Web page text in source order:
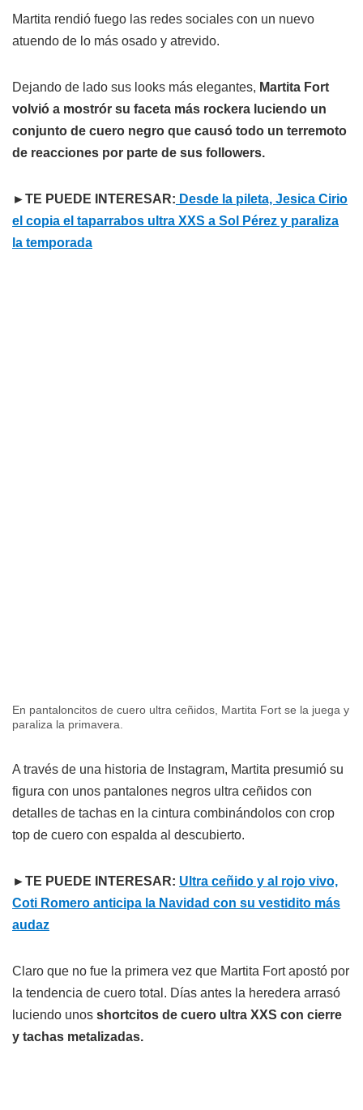
Martita rendió fuego las redes sociales con un nuevo
atuendo de lo más osado y atrevido.
Dejando de lado sus looks más elegantes, Martita Fort
volvió a mostrór su faceta más rockera luciendo un
conjunto de cuero negro que causó todo un terremoto
de reacciones por parte de sus followers.
►TE PUEDE INTERESAR: Desde la pileta, Jesica Cirio
el copia el taparrabos ultra XXS a Sol Pérez y paraliza
la temporada
En pantaloncitos de cuero ultra ceñidos, Martita Fort se la juega y
paraliza la primavera.
A través de una historia de Instagram, Martita presumió su
figura con unos pantalones negros ultra ceñidos con
detalles de tachas en la cintura combinándolos con crop
top de cuero con espalda al descubierto.
►TE PUEDE INTERESAR: Ultra ceñido y al rojo vivo,
Coti Romero anticipa la Navidad con su vestidito más
audaz
Claro que no fue la primera vez que Martita Fort apostó por
la tendencia de cuero total. Días antes la heredera arrasó
luciendo unos shortcitos de cuero ultra XXS con cierre
y tachas metalizadas.